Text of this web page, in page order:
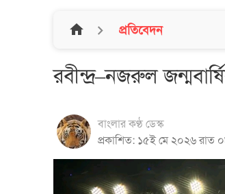
home প্রতিবেদন
রবীন্দ্র–নজরুল
বাংলার কণ্ঠ ডেস্ক
প্রকাশিত: ১৫ই মে ২০২৬ রাত